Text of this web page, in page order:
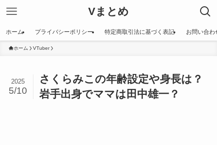
Vまとめ
ホーム プライバシーポリシー 特定商取引法に基づく表記 お問い合わ
ホーム VTuber
さくらみこの年齢設定や身長は？
岩手出身でママは田中雄一？
2025
5/10